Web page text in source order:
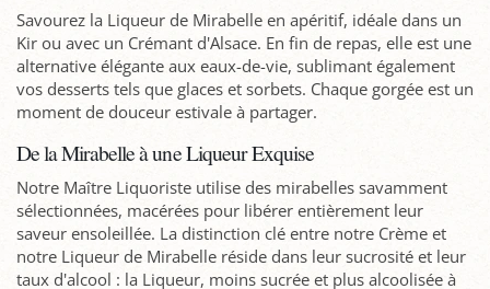
Savourez la Liqueur de Mirabelle en apéritif, idéale dans un
Kir ou avec un Crémant d'Alsace. En fin de repas, elle est une
alternative élégante aux eaux-de-vie, sublimant également
vos desserts tels que glaces et sorbets. Chaque gorgée est un
moment de douceur estivale à partager.
De la Mirabelle à une Liqueur Exquise
Notre Maître Liquoriste utilise des mirabelles savamment
sélectionnées, macérées pour libérer entièrement leur
saveur ensoleillée. La distinction clé entre notre Crème et
notre Liqueur de Mirabelle réside dans leur sucrosité et leur
taux d'alcool : la Liqueur, moins sucrée et plus alcoolisée à